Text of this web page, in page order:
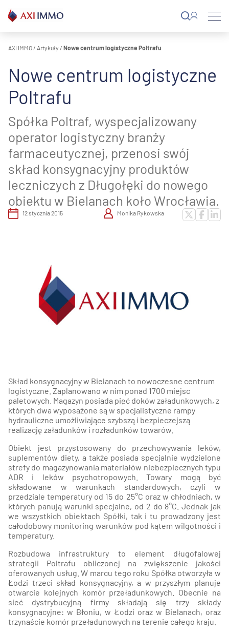
do
treści
AXI IMMO / Artykuły / Nowe centrum logistyczne Poltrafu
Nowe centrum logistyczne
Poltrafu
Spółka Poltraf, wyspecjalizowany
operator logistyczny branży
farmaceutycznej, przenosi swój
skład konsygnacyjny produktów
leczniczych z Długołęki do nowego
obiektu w Bielanach koło Wrocławia.
12 stycznia 2015 Monika Rykowska
Skład konsygnacyjny w Bielanach to nowoczesne centrum
logistyczne. Zaplanowano w nim ponad 1700 miejsc
paletowych. Magazyn posiada pięć doków załadunkowych, z
których dwa wyposażone są w specjalistyczne rampy
hydrauliczne umożliwiające szybszą i bezpieczejszą
realizację załadunków i rozładunków towarów.
Obiekt jest przystosowany do przechowywania leków,
suplementów diety, a także posiada specjalnie wydzielone
strefy do magazynowania materiałów niebezpiecznych typu
ADR i leków psychotropowych. Towary mogą być
składowane w warunkach standardowych, czyli w
przedziale temperatury od 15 do 25°C oraz w chłodniach, w
których panują warunki specjalne, od 2 do 8°C. Jednak jak
we wszystkich obiektach Spółki, tak i tu prowadzony jest
całodobowy monitoring warunków pod kątem wilgotności i
temperatury.
Rozbudowa infrastruktury to element długofalowej
strategii Poltrafu obliczonej na zwiększenie jakości
oferowanych usług. W marcu tego roku Spółka otworzyła w
Łodzi trzeci skład konsygnacyjny, a w przyszłym planuje
otwarcie kolejnych komór przeładunkowych. Obecnie na
sieć dystrybucyjną firmy składają się trzy składy
konsygnacyjne: w Błoniu, w Łodzi oraz w Bielanach, oraz
trzynaście komór przeładunowych na terenie całego kraju.